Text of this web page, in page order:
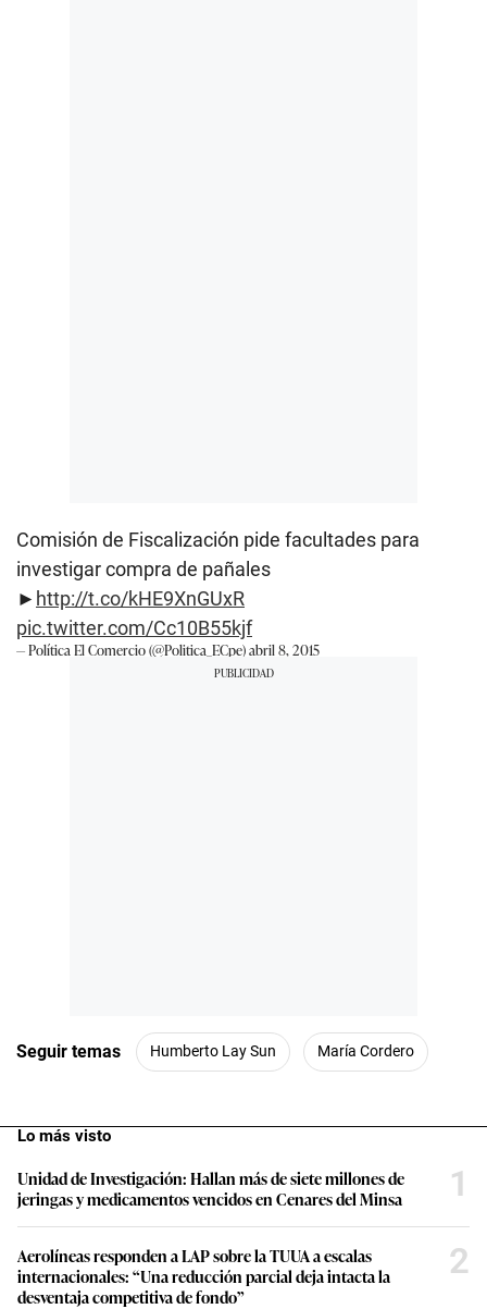
Comisión de Fiscalización pide facultades para
investigar compra de pañales
► http://t.co/kHE9XnGUxR
pic.twitter.com/Cc10B55kjf
— Política El Comercio (@Politica_ECpe)abril 8, 2015
Seguir temas Humberto Lay Sun María Cordero
Lo más visto
Unidad de Investigación: Hallan más de siete millones de
jeringas y medicamentos vencidos en Cenares del Minsa
1
Aerolíneas responden a LAP sobre la TUUA a escalas
internacionales: “Una reducción parcial deja intacta la
desventaja competitiva de fondo”
2